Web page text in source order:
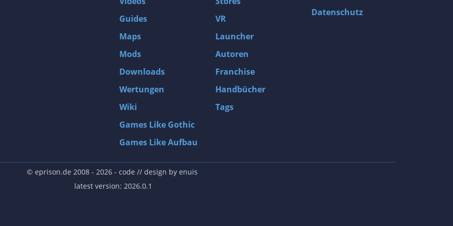
Guides
Maps
Mods
Downloads
Wertungen
Wiki
Games Like Gothic
Games Like Aufbau
VR
Launcher
Autoren
Franchise
Handbücher
Tags
Datenschutz
© eprison.de 2008 - 2026- code // design by enuis
latest version: 2026.0.1